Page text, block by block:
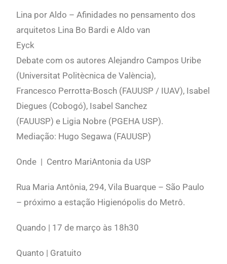
Lina por Aldo – Afinidades no pensamento dos
arquitetos Lina Bo Bardi e Aldo van
Eyck
Debate com os autores Alejandro Campos Uribe
(Universitat Politècnica de València),
Francesco Perrotta-Bosch (FAUUSP / IUAV), Isabel
Diegues (Cobogó), Isabel Sanchez
(FAUUSP) e Ligia Nobre (PGEHA USP).
Mediação: Hugo Segawa (FAUUSP)
Onde | Centro MariAntonia da USP
Rua Maria Antônia, 294, Vila Buarque – São Paulo
– próximo a estação Higienópolis do Metrô.
Quando | 17 de março às 18h30
Quanto | Gratuito